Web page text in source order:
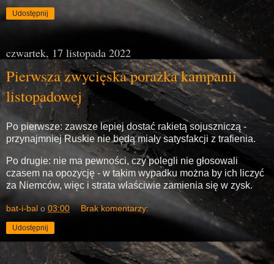
Udostępnij
czwartek, 17 listopada 2022
Pierwsza zwycięska porażka kampanii
listopadowej
Po pierwsze: zawsze lepiej dostać rakietą sojuszniczą -
przynajmniej Ruskie nie będą miały satysfakcji z trafienia.
Po drugie: nie ma pewności, czy polegli nie głosowali
czasem na opozycję - w takim wypadku można by ich liczyć
za Niemców, więc i strata właściwie zamienia się w zysk.
bat-i-bal o 03:00 Brak komentarzy:
Udostępnij